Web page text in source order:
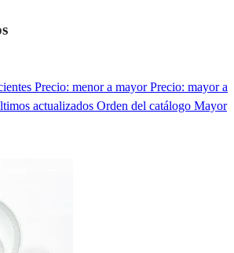
Precio: menor a mayorPrecio: mayor a
actualizados Orden del catálogo Mayor